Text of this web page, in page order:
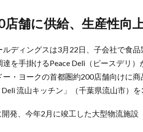
店舗に供給、生産性向
ディングスは3月22日、子会社で食
を手掛けるPeace Deli（ピースデリ
・ヨークの首都圏約200店舗向けに
流山キッチン」（千葉県流山市）
開発、今年2月に竣工した大型物流施